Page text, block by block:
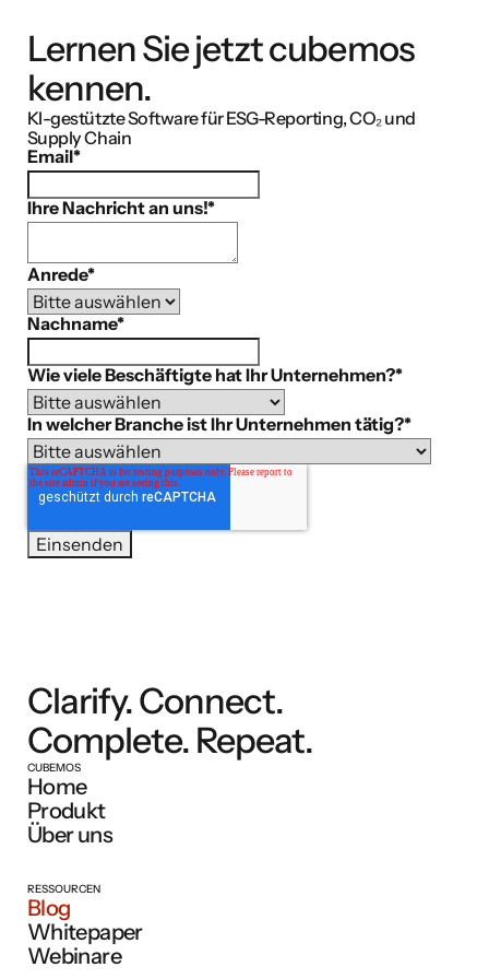
Lernen Sie jetzt cubemos
kennen.
KI-gestützte Software für ESG-Reporting, CO₂ und
Supply Chain
Email*
Ihre Nachricht an uns!*
Anrede*
Nachname*
Wie viele Beschäftigte hat Ihr Unternehmen?*
In welcher Branche ist Ihr Unternehmen tätig?*
Clarify. Connect.
Complete. Repeat.
CUBEMOS
Home
Produkt
Über uns
RESSOURCEN
Blog
Whitepaper
Webinare